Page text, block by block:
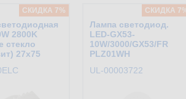
2800K
стекло
27x75
CКИДКА 7%
Лампа светодиод.
LED-GX53-
10W/3000/GX53/FR
PLZ01WH
UL-00003722
CКИДКА